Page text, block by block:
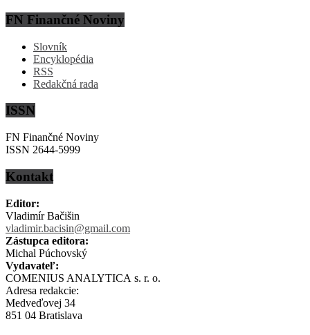
FN Finančné Noviny
Slovník
Encyklopédia
RSS
Redakčná rada
ISSN
FN Finančné Noviny
ISSN 2644-5999
Kontakt
Editor:
Vladimír Bačišin
vladimir.bacisin@gmail.com
Zástupca editora:
Michal Púchovský
Vydavateľ:
COMENIUS ANALYTICA s. r. o.
Adresa redakcie:
Medveďovej 34
851 04 Bratislava